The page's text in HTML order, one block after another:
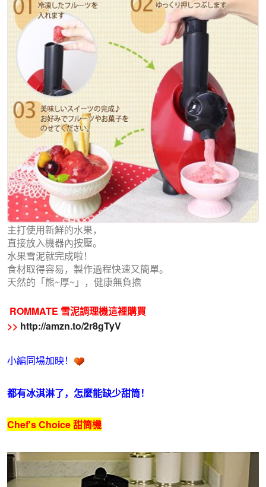
主打使用新鮮的水果，
直接放入機器內按壓。
水果雪泥就完成啦！
食材取得容易，製作過程快速又簡單。
天然的「熊~厚~」，健康無負擔
ROMMATE 雪泥調理機這裡購買
>> http://amzn.to/2r8gTyV
小編同場加映！
都有冰淇淋了，怎麼能缺少甜筒！
Chef's Choice 甜筒機